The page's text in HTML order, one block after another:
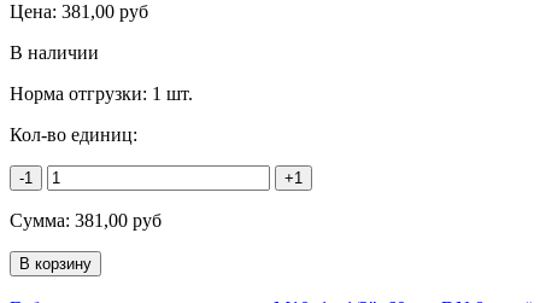
Цена: 381,00 руб
В наличии
Норма отгрузки: 1 шт.
Кол-во единиц:
-1 +1
Сумма: 381,00 руб